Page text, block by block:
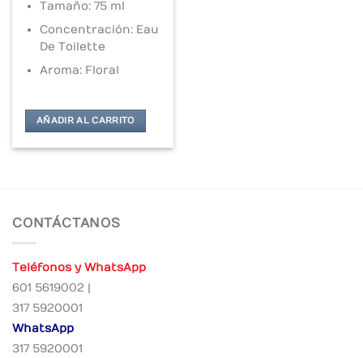
was:
$453.000.
is:
$405.000.
Tamaño: 75 ml
Concentración: Eau
De Toilette
Aroma: Floral
AÑADIR AL CARRITO
CONTÁCTANOS
Teléfonos y WhatsApp
601 5619002 |
317 5920001
WhatsApp
317 5920001